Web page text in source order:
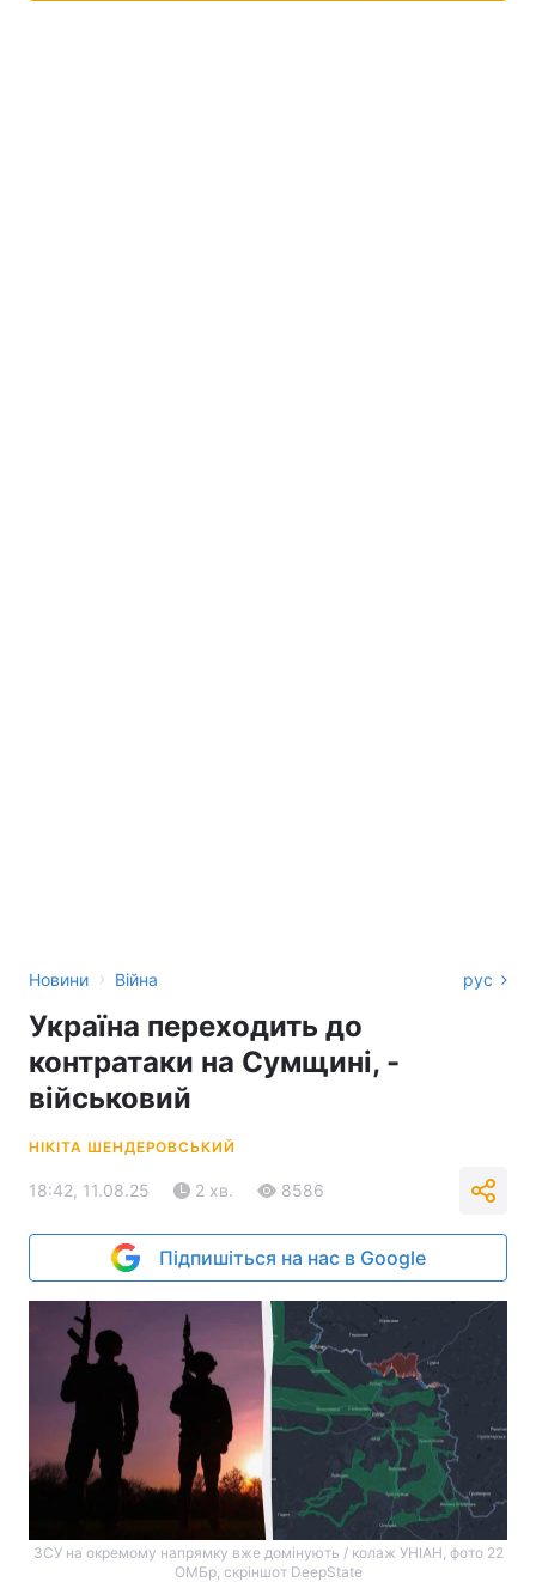
Новини › Війна рус
Україна переходить до
контратаки на Сумщині, -
військовий
НІКІТА ШЕНДЕРОВСЬКИЙ
18:42, 11.08.25 2 хв. 8586
Підпишіться на нас в Google
ЗСУ на окремому напрямку вже домінують / колаж УНІАН, фото 22
ОМБр, скріншот DeepState